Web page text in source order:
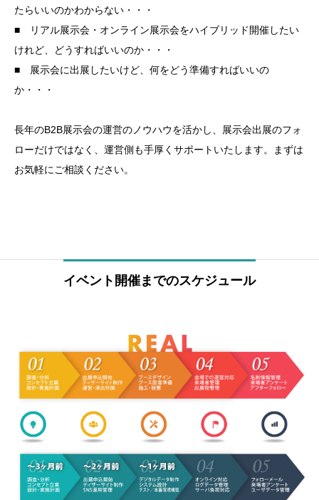
たらいいのかわからない・・・
■ リアル展示会・オンライン展示会をハイブリッド開催したい
けれど、どうすればいいのか・・・
■ 展示会に出展したいけど、何をどう準備すればいいの
か・・・
長年のB2B展示会の運営のノウハウを活かし、展示会出展のフォ
ローだけではなく、運営側も手厚くサポートいたします。まずは
お気軽にご相談ください。
イベント開催までのスケジュール